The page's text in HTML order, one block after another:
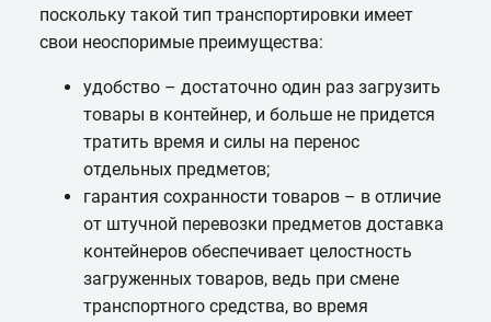
поскольку такой тип транспортировки имеет
свои неоспоримые преимущества:
удобство – достаточно один раз загрузить
товары в контейнер, и больше не придется
тратить время и силы на перенос
отдельных предметов;
гарантия сохранности товаров – в отличие
от штучной перевозки предметов доставка
контейнеров обеспечивает целостность
загруженных товаров, ведь при смене
транспортного средства, во время